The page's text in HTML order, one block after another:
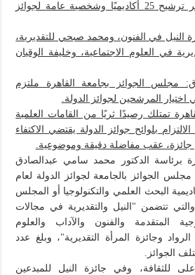
مجلس جامعة القاهرة يقر ترشيح 25 أكاديميًا وشخصية عامة لجوائز
في الفنون، ومحمد صبحي للتقديرية،
في العلوم الاجتماعية، وخليفة الوقيان
مجلس الجوائز بجامعة القاهرة ملتزم
المرشحين لجوائز الدولة.
تمتلك رصيدًا ثريًا من القامات العلمية
بلوائح جوائز الدولة يقتضي الاكتفاء
عقب مفاضلة دقيقة وموضوعية.
برئاسة الدكتور محمد سامي عبدالصادق
الجوائز بالجامعة لجوائز الدولة لعام
البحث العلمي والتكنولوجيا أو المجلس
والتي تتضمن "النيل والتقديرية في مجالات
المتقدمة والفنون والآداب والعلوم
وجائزة المرأة التقديرية"، وبلغ عدد
للثقافة، وفي جائزة النيل للمبدعين